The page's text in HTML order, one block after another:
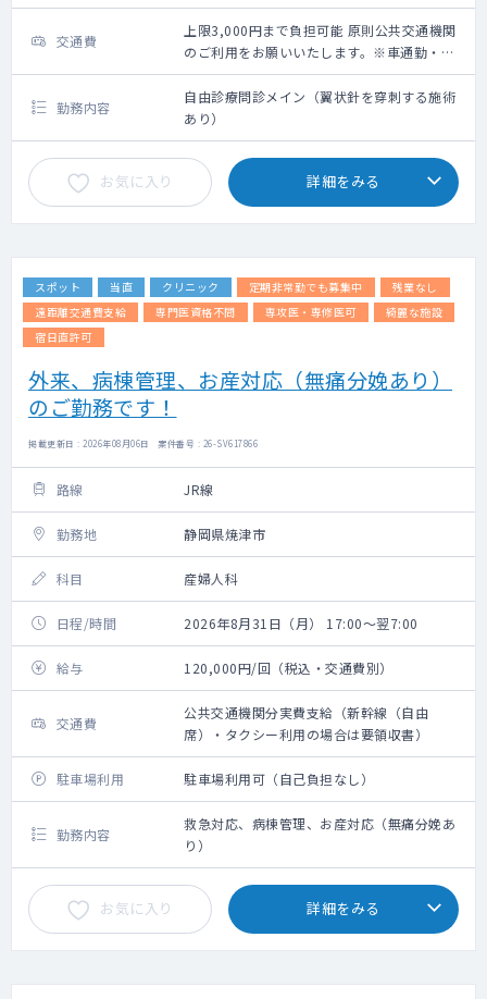
交通費
上限3,000円まで負担可能 原則公共交通機関
のご利用をお願いいたします。※車通勤・タ
クシー利用要相談
勤務内容
自由診療問診メイン（翼状針を穿刺する施術
あり）
お気に入り 詳細をみる
スポット 当直 クリニック 定期非常勤でも募集中
残業なし
遠距離交通費支給
専門医資格不問 専攻医・専修医可
綺麗な施設
宿日直許可
外来、病棟管理、お産対応（無痛分娩あり）
のご勤務です！
掲載更新日 : 2026年08月06日 案件番号 : 26-SV617866
路線 JR線
勤務地 静岡県焼津市
科目 産婦人科
日程/時間 2026年8月31日（月） 17:00～翌7:00
給与 120,000円/回（税込・交通費別）
交通費
公共交通機関分実費支給（新幹線（自由
席）・タクシー利用の場合は要領収書）
駐車場利用 駐車場利用可（自己負担なし）
勤務内容
救急対応、病棟管理、お産対応（無痛分娩あ
り）
お気に入り 詳細をみる